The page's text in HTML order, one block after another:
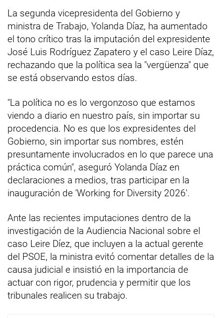
La segunda vicepresidenta del Gobierno y
ministra de Trabajo, Yolanda Díaz, ha aumentado
el tono crítico tras la imputación del expresidente
José Luis Rodríguez Zapatero y el caso Leire Díaz,
rechazando que la política sea la "vergüenza" que
se está observando estos días.
"La política no es lo vergonzoso que estamos
viendo a diario en nuestro país, sin importar su
procedencia. No es que los expresidentes del
Gobierno, sin importar sus nombres, estén
presuntamente involucrados en lo que parece una
práctica común", aseguró Yolanda Díaz en
declaraciones a medios, tras participar en la
inauguración de 'Working for Diversity 2026'.
Ante las recientes imputaciones dentro de la
investigación de la Audiencia Nacional sobre el
caso Leire Díez, que incluyen a la actual gerente
del PSOE, la ministra evitó comentar detalles de la
causa judicial e insistió en la importancia de
actuar con rigor, prudencia y permitir que los
tribunales realicen su trabajo.